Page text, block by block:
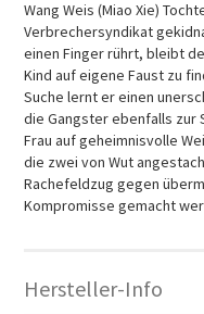
Wang Weis (Miao Xie)
Verbrechersyndikat
einen Finger rührt, bleibt
Kind auf eigene Faust zu
Suche lernt er einen
die Gangster ebenfalls zur
Frau auf geheimnisvolle
die zwei von Wut
Rachefeldzug gegen
Kompromisse gemacht
Hersteller-Info